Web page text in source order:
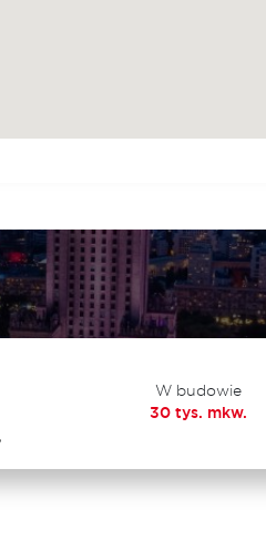
W budowie
30 tys. mkw.